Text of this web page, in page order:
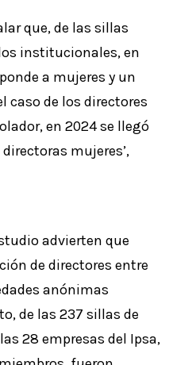
que, de las sillas
institucionales, en
a mujeres y un
caso de los directores
en 2024 se llegó
mujeres’,
advierten que
de directores entre
anónimas
de las 237 sillas de
28 empresas del Ipsa,